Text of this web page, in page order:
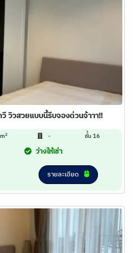
วี วิวสวยแบบนี้รีบจองด่วนจ้าาา!!
2 - ชั้น 16
ว่างให้เช่า
รายละเอียด